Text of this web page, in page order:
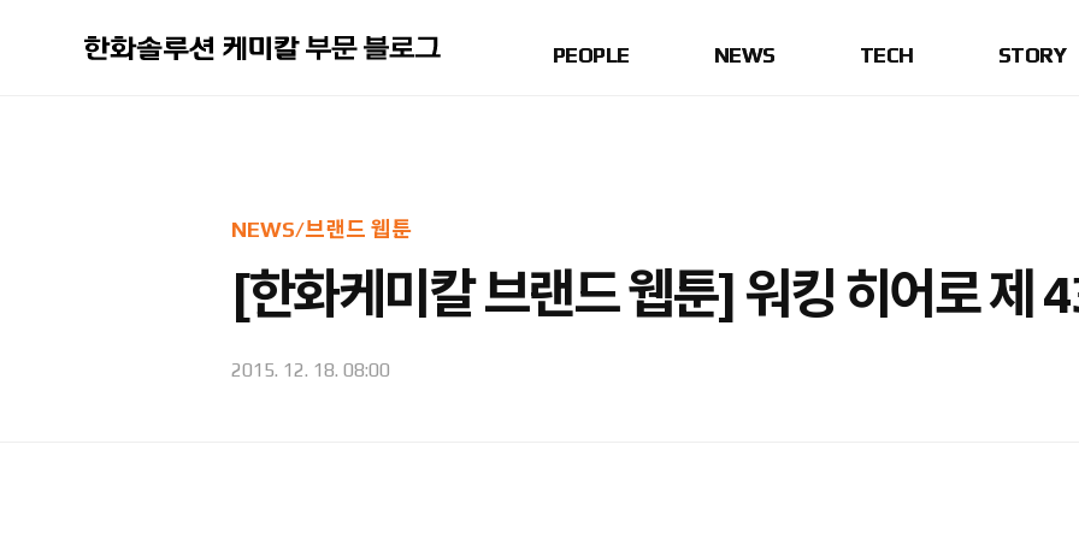
PEOPLE NEWS TECH STORY
NEWS/브랜드 웹툰
[한화케미칼 브랜드 웹툰] 워킹 히어로 제
2015. 12. 18. 08:00